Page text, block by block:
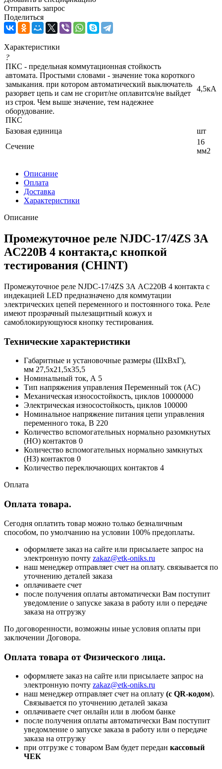
Отправить запрос
Поделиться
Характеристики
?
ПКС - предельная коммутационная стойкость
автомата. Простыми словами - значение тока короткого
замыкания. при котором автоматический выключатель
разорвет цепь и сам не сгорит/не оплавится/не выйдет
из строя. Чем выше значение, тем надежнее
оборудование.
ПКС
4,5кА
Базовая единица
шт
Сечение
16
мм2
Описание
Оплата
Доставка
Характеристики
Описание
Промежуточное реле NJDC-17/4ZS 3А
AC220В 4 контакта,с кнопкой
тестирования (CHINT)
Промежуточное реле NJDC-17/4ZS 3А AC220В 4 контакта с
индекацией LED предназначено для коммутации
электрических цепей переменного и постоянного тока. Реле
имеют прозрачный пылезащитный кожух и
самоблокирующуюся кнопку тестирования.
Технические характеристики
Габаритные и установочные размеры (ШхВхГ),
мм 27,5x21,5x35,5
Номинальный ток, А 5
Тип напряжения управления Переменный ток (AC)
Механическая износостойкость, циклов 10000000
Электрическая износостойкость, циклов 100000
Номинальное напряжение питания цепи управления
переменного тока, В 220
Количество вспомогательных нормально разомкнутых
(НО) контактов 0
Количество вспомогательных нормально замкнутых
(НЗ) контактов 0
Количество переключающих контактов 4
Оплата
Оплата товара.
Сегодня оплатить товар можно только безналичным
способом, по умолчанию на условии 100% предоплаты.
оформляете заказ на сайте или присылаете запрос на
электронную почту zakaz@etk-oniks.ru
наш менеджер отправляет счет на оплату. связывается по
уточнению деталей заказа
оплачиваете счет
после получения оплаты автоматически Вам поступит
уведомление о запуске заказа в работу или о передаче
заказа на отгрузку
По договоренности, возможны иные условия оплаты при
заключении Договора.
Оплата товара от Физического лица.
оформляете заказ на сайте или присылаете запрос на
электронную почту zakaz@etk-oniks.ru
наш менеджер отправляет счет на оплату (с QR-кодом).
Связывается по уточнению деталей заказа
оплачиваете счет онлайн или в любом банке
после получения оплаты автоматически Вам поступит
уведомление о запуске заказа в работу или о передаче
заказа на отгрузку
при отгрузке с товаром Вам будет передан кассовый
ЧЕК